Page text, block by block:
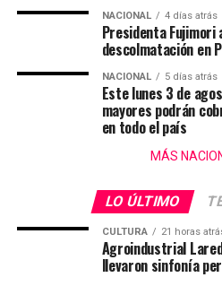
NACIONAL 4 días atrás
Presidenta Fujimori
descolmatación en
NACIONAL 5 días atrás
Este lunes 3 de
mayores podrán
en todo el país
MÁS
LO ÚLTIMO
CULTURA 21 horas
Agroindustrial
llevaron sinfonía